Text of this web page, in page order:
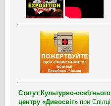
Статут Культурно-освітнього
центру «Дивосвіт» при Спілці